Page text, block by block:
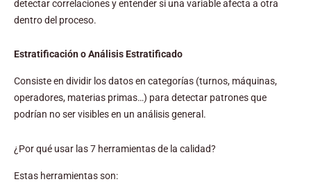
detectar correlaciones y entender si una variable afecta a otra
dentro del proceso.
Estratificación o Análisis Estratificado
Consiste en dividir los datos en categorías (turnos, máquinas,
operadores, materias primas…) para detectar patrones que
podrían no ser visibles en un análisis general.
¿Por qué usar las 7 herramientas de la calidad?
Estas herramientas son: